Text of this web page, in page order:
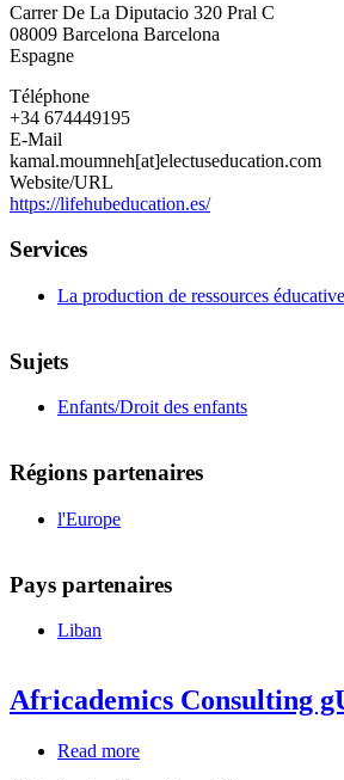
CO
S.L.
Carrer De La Diputacio 320 Pral C
08009 Barcelona Barcelona
Espagne
Téléphone
+34 674449195
E-Mail
kamal.moumneh[at]electuseducation.com
Website/URL
https://lifehubeducation.es/
Services
La production de ressources
Sujets
Enfants/Droit des enfants
Régions partenaires
l'Europe
Pays partenaires
Liban
Africademics Consulting
Read more